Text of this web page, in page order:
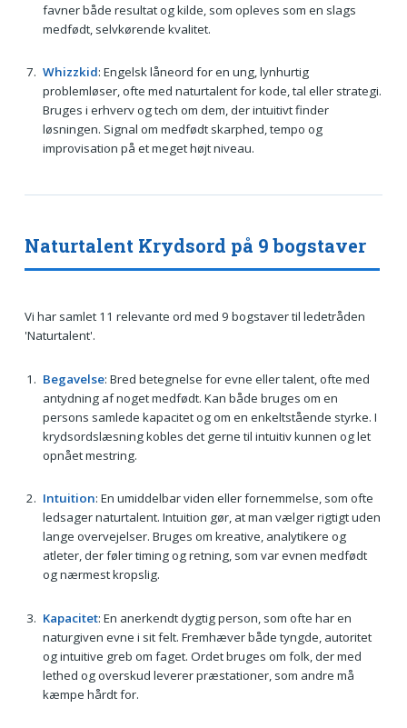
favner både resultat og kilde, som opleves som en slags
medfødt, selvkørende kvalitet.
Whizzkid: Engelsk låneord for en ung, lynhurtig
problemløser, ofte med naturtalent for kode, tal eller strategi.
Bruges i erhverv og tech om dem, der intuitivt finder
løsningen. Signal om medfødt skarphed, tempo og
improvisation på et meget højt niveau.
Naturtalent Krydsord på 9 bogstaver
Vi har samlet 11 relevante ord med 9 bogstaver til ledetråden
'Naturtalent'.
Begavelse: Bred betegnelse for evne eller talent, ofte med
antydning af noget medfødt. Kan både bruges om en
persons samlede kapacitet og om en enkeltstående styrke. I
krydsordslæsning kobles det gerne til intuitiv kunnen og let
opnået mestring.
Intuition: En umiddelbar viden eller fornemmelse, som ofte
ledsager naturtalent. Intuition gør, at man vælger rigtigt uden
lange overvejelser. Bruges om kreative, analytikere og
atleter, der føler timing og retning, som var evnen medfødt
og nærmest kropslig.
Kapacitet: En anerkendt dygtig person, som ofte har en
naturgiven evne i sit felt. Fremhæver både tyngde, autoritet
og intuitive greb om faget. Ordet bruges om folk, der med
lethed og overskud leverer præstationer, som andre må
kæmpe hårdt for.